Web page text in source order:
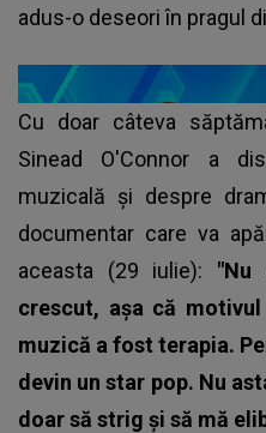
adus-o deseori în pragul
Cu doar câteva
Sinead O'Connor a
muzicală și despre
documentar care va
aceasta (29 iulie): "Nu
crescut, așa că
muzică a fost terapia.
devin un star pop. Nu
doar să strig și să mă